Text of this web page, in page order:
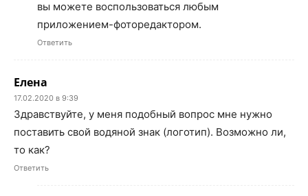
вы можете воспользоваться любым
приложением-фоторедактором.
Ответить
Елена
17.02.2020 в 9:39
Здравствуйте, у меня подобный вопрос мне нужно
поставить свой водяной знак (логотип). Возможно ли,
то как?
Ответить